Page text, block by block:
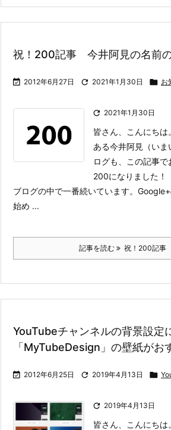
祝！200記事 今井阿見の名前
 2012年6月27日  2021年1月30日  お
 2021年1月30日
皆さん、こんにち
ある今井阿見（いま
ログも、この記事
200になりました
ブログの中で一番続いています。
始め ...
記事を読む 祝！200記事
YouTubeチャンネルの背景設定
「MyTubeDesign」の壁紙がお
 2012年6月25日  2019年4月13日 
 2019年4月13日
皆さん、こんにち